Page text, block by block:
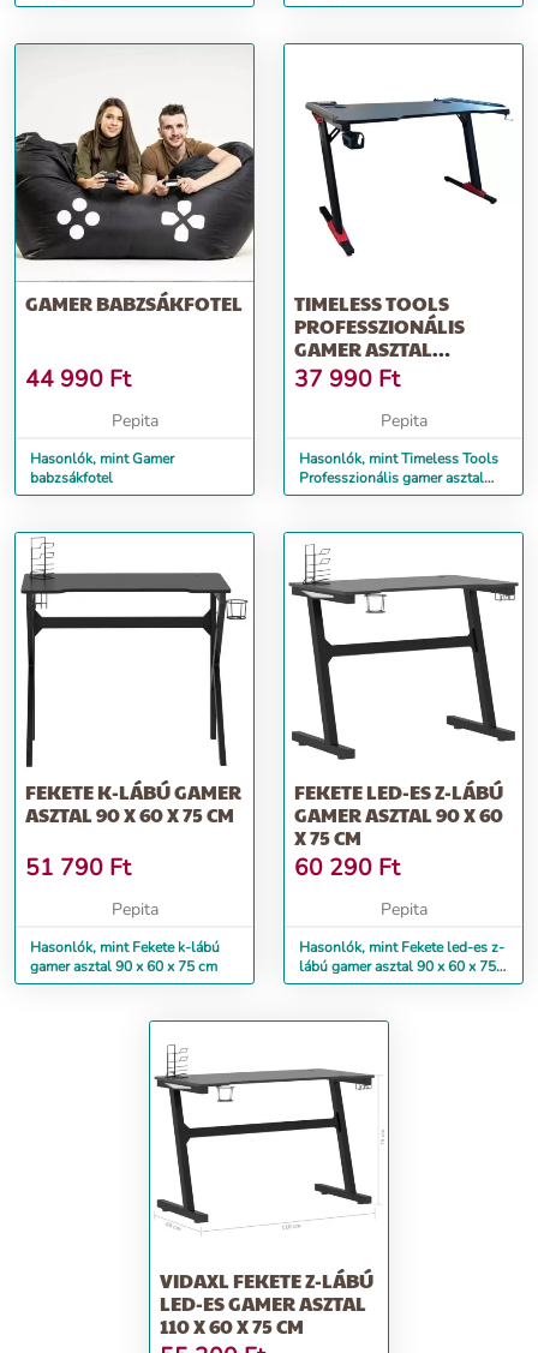
GAMER BABZSÁKFOTEL
44 990 Ft
Pepita
Hasonlók, mint Gamer
babzsákfotel
TIMELESS TOOLS
PROFESSZIONÁLIS
GAMER ASZTAL
KARBONSZÁLAS
BEVONATT...
37 990 Ft
Pepita
Hasonlók, mint Timeless Tools
Professzionális gamer asztal
karbonszálas bevonatt...
FEKETE K-LÁBÚ GAMER
ASZTAL 90 X 60 X 75 CM
51 790 Ft
Pepita
Hasonlók, mint Fekete k-lábú
gamer asztal 90 x 60 x 75 cm
FEKETE LED-ES Z-LÁBÚ
GAMER ASZTAL 90 X 60
X 75 CM
60 290 Ft
Pepita
Hasonlók, mint Fekete led-es z-
lábú gamer asztal 90 x 60 x 75
cm
VIDAXL FEKETE Z-LÁBÚ
LED-ES GAMER ASZTAL
110 X 60 X 75 CM